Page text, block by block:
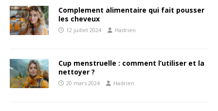
Complement alimentaire qui fait pousser
les cheveux
12 juillet 2024 Hadrien
Cup menstruelle : comment l’utiliser et la
nettoyer ?
20 mars 2024 Hadrien